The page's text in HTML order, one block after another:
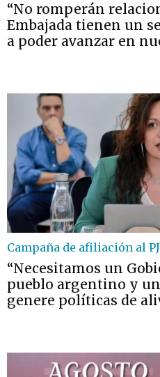
“No romperán
Embajada tienen un
a poder avanzar en
Campaña de afiliación al PJ
“Necesitamos un
pueblo argentino y
genere políticas de